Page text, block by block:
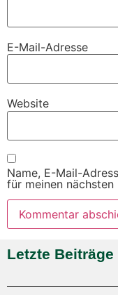
E-Mail-Adresse
Website
Name, E-Mail-
für meinen nächsten
Letzte Beiträge